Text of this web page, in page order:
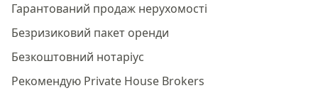
Гарантований продаж нерухомості
Безризиковий пакет оренди
Безкоштовний нотаріус
Рекомендую Private House Brokers